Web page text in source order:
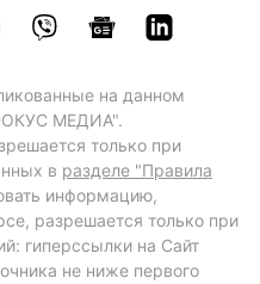
на данном
МЕДИА".
только при
в разделе "Правила
информацию,
разрешается только при
гиперссылки на Сайт
не ниже первого